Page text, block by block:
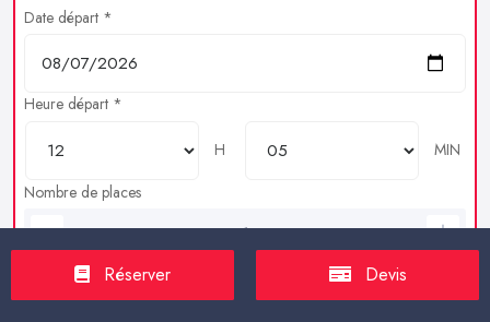
Date départ *
Heure départ *
H
MIN
Nombre de places
Bagages en soutes
Réserver Devis